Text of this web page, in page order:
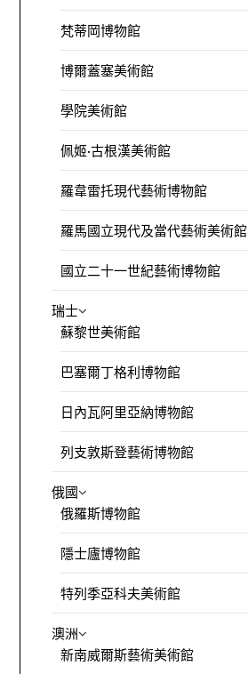
梵蒂岡博物館
博爾蓋塞美術館
學院美術館
佩姬·古根漢美術館
羅韋雷托現代藝術博物館
羅馬國立現代及當代藝術美術館
國立二十一世紀藝術博物館
瑞士
蘇黎世美術館
巴塞爾丁格利博物館
日內瓦阿里亞納博物館
列支敦斯登藝術博物館
俄國
俄羅斯博物館
隱士廬博物館
特列季亞科夫美術館
澳洲
新南威爾斯藝術美術館